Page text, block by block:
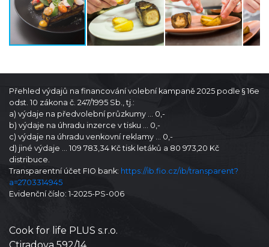
Přehled výdajů na financování volební kampaně 2025 podle § 16e
odst. 10 zákona č. 247/1995 Sb., tj.:
a) výdaje na předvolební průzkumy … 0,-
b) výdaje na úhradu inzerce v tisku … 0,-
c) výdaje na úhradu venkovní reklamy … 0,-
d) jiné výdaje … 109 783,34 Kč tisk letáků a 80 973,20 Kč
distribuce.
Transparentní účet FIO bank: https://ib.fio.cz/ib/transparent?
a=2703314945
Evidenční číslo: 1-2025-PS-006
Cook for life PLUS s.r.o.